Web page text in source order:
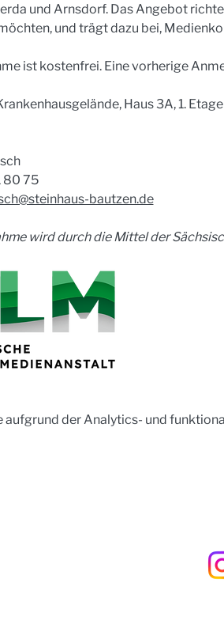
und Arnsdorf. Das Angebot
und trägt dazu bei,
ist kostenfrei. Eine vorherige
Haus 3A, 1. Etage
80 75
bautzen.de
wird durch die Mittel der
aufgrund der Analytics- und